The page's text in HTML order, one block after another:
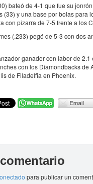
bateó de 4-1 que fue su
(33) y una base por bolas para
con pizarra de 7-5 frente a los
(.233) pegó de 5-3 con dos
ganador con labor de 2.1
con los Diamondbacks de
de Filadelfia en Phoenix.
para publicar un